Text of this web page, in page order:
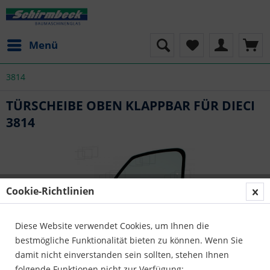
Menü
3814
TÜRSCHEIBE OBEN KLAPPBAR FÜR DIECI
3814
Cookie-Richtlinien
Diese Website verwendet Cookies, um Ihnen die
bestmögliche Funktionalität bieten zu können. Wenn Sie
damit nicht einverstanden sein sollten, stehen Ihnen